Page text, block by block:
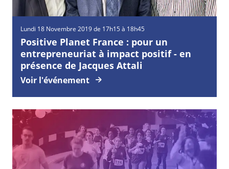
Lundi 18 Novembre 2019 de 17h15 à 18h45
Positive Planet France : pour un
entrepreneuriat à impact positif - en
présence de Jacques Attali
Voir l'événement